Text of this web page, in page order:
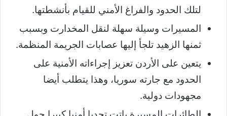
لتلك الحدود والفراغ الأمني للقيام بأنشطتها.
المسيرات وسيلة سهلة لنقل المخدارت وبسبب
ثمنها الزهيد تلجأ إليها عصابات الجريمة المنظمة.
يتعين على الأردن تعزيز إجراءاته الأمنية على
الحدود مع جارته سوريا، وهذا يتطلب أيضا
مجهودات دولية.